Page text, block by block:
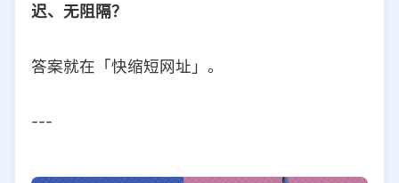
迟、无阻隔？
答案就在「快缩短网址」。
---